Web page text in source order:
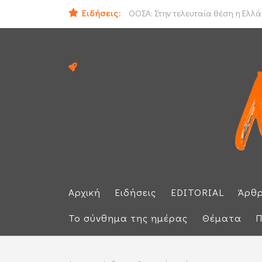
Ειδήσεις: ΟΟΣΑ: Στην τελευταία θέση η
Προθεσμία για να απολογηθεί την
Αρχική Ειδήσεις EDITORIAL
Το σύνθημα της ημέρας
Θέματα